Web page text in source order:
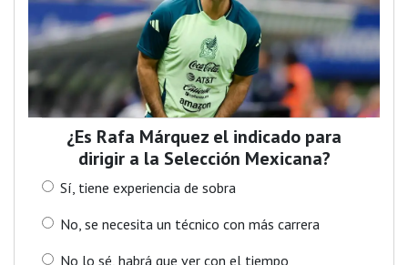
¿Es Rafa Márquez el indicado para
dirigir a la Selección Mexicana?
Sí, tiene experiencia de sobra
No, se necesita un técnico con más carrera
No lo sé, habrá que ver con el tiempo